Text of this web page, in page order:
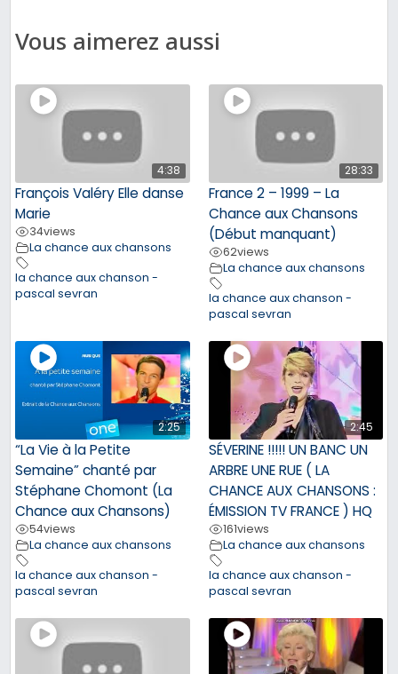
Vous aimerez aussi
4:38
François Valéry Elle danse
Marie
34views
La chance aux chansons
la chance aux chanson -
pascal sevran
28:33
France 2 – 1999 – La
Chance aux Chansons
(Début manquant)
62views
La chance aux chansons
la chance aux chanson -
pascal sevran
2:25
“La Vie à la Petite
Semaine” chanté par
Stéphane Chomont (La
Chance aux Chansons)
54views
La chance aux chansons
la chance aux chanson -
pascal sevran
2:45
SÉVERINE !!!!! UN BANC UN
ARBRE UNE RUE ( LA
CHANCE AUX CHANSONS :
ÉMISSION TV FRANCE ) HQ
161views
La chance aux chansons
la chance aux chanson -
pascal sevran